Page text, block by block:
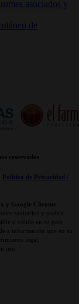
asociados y
de
reservados
Politica de Privacidad /
y Google Chrome
sanitarios y podría
o válida en su país.
a información que en su
legal,
uso.